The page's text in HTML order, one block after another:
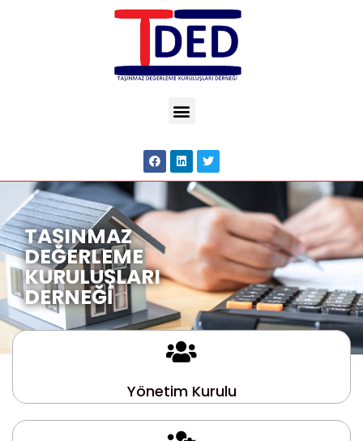
TAŞINMAZ
DEĞERLEME
KURULUŞLARI
DERNEĞİ
Yönetim Kurulu